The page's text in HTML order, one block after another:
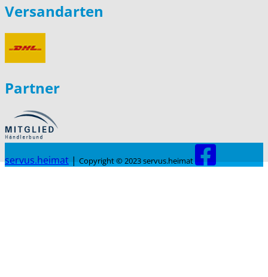
Versandarten
Partner
servus.heimat | Copyright © 2023 servus.heimat